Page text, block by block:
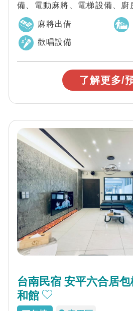
備、電動麻將、電梯設備、廚
平各必遊景點均在十分鐘車程
麻將出借
歡唱設備
了解更多/
台南民宿 安平六合居
和館